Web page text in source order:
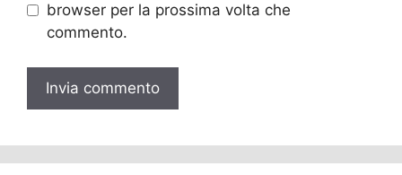
browser per la prossima volta che
commento.